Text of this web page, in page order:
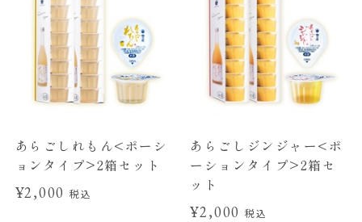
あらごしれもん<ポーシ
ョンタイプ>2箱セット
¥2,000税込
あらごしジンジャー<ポ
ーションタイプ>2箱セ
ット
¥2,000 税込